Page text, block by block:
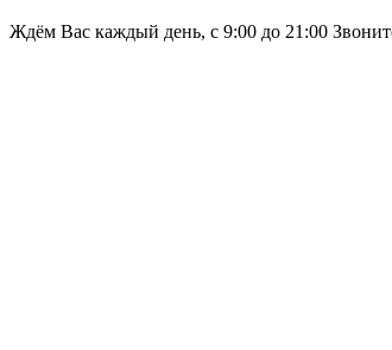
Ждём Вас каждый день, с 9:00 до 21:00